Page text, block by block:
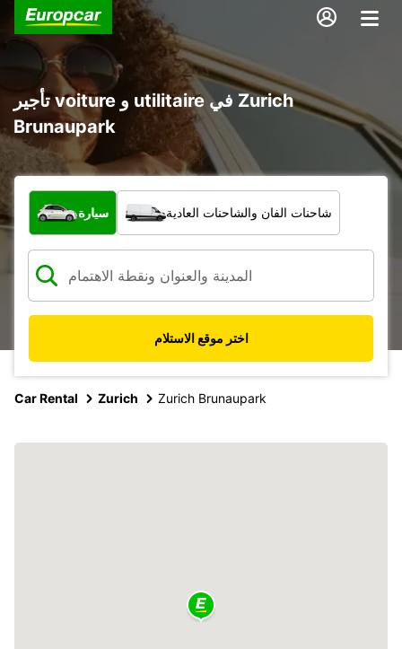
تأجير voiture و utilitaire في Zurich
Brunaupark
ما نوع المركبة؟
سيارة شاحنات الفان والشاحنات العادية
اختر موقع الاستلام
Car Rental Zurich Zurich Brunaupark